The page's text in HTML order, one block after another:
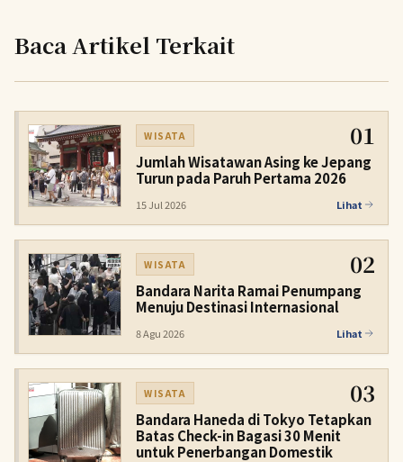
Baca Artikel Terkait
WISATA 01
Jumlah Wisatawan Asing ke Jepang
Turun pada Paruh Pertama 2026
15 Jul 2026 Lihat
WISATA 02
Bandara Narita Ramai Penumpang
Menuju Destinasi Internasional
8 Agu 2026 Lihat
WISATA 03
Bandara Haneda di Tokyo Tetapkan
Batas Check-in Bagasi 30 Menit
untuk Penerbangan Domestik